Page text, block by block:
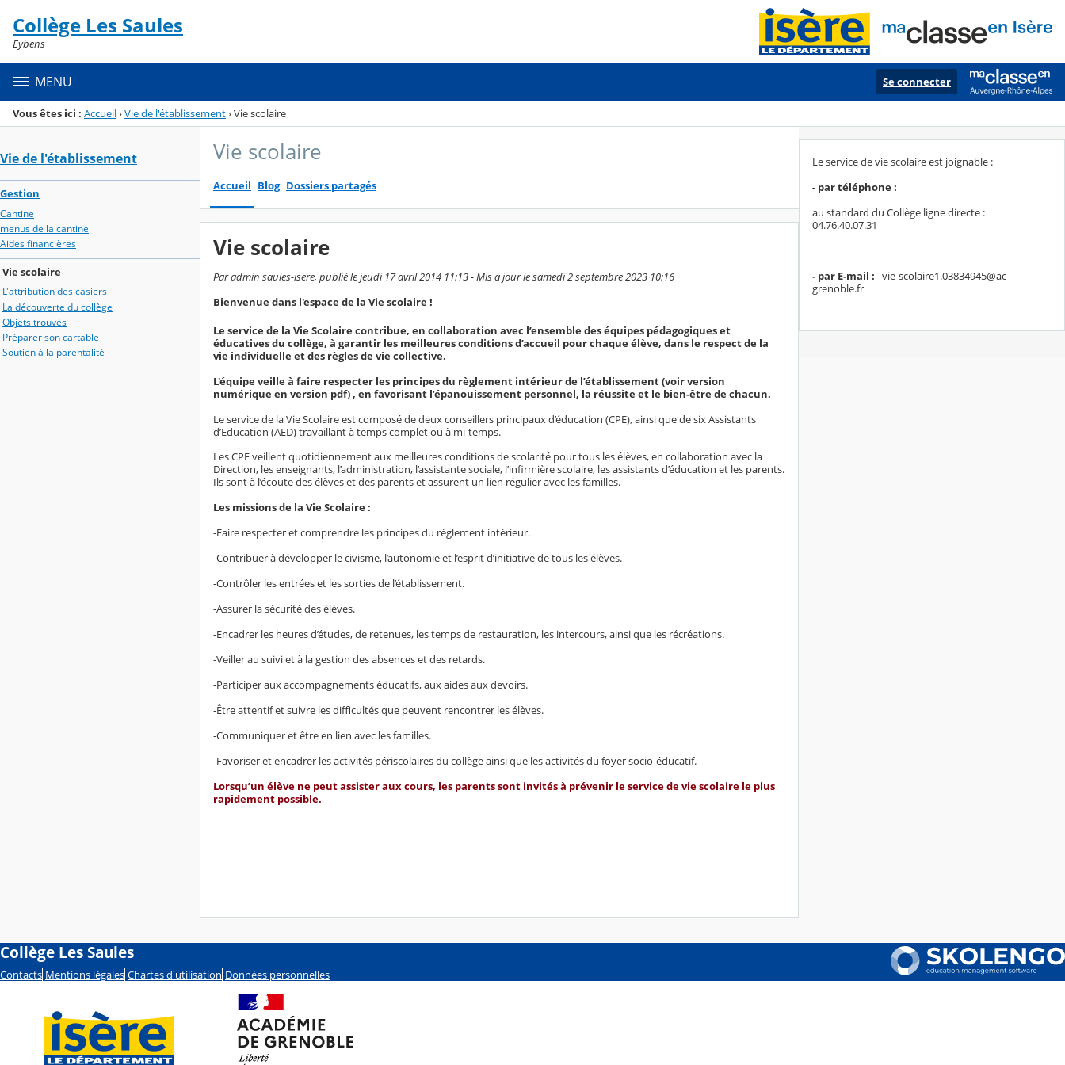
Menu de la rubrique
Contenu
Collège Les Saules
Eybens
MENU Se connecter
Vous êtes ici : Accueil›Vie de l'établissement›Vie scolaire
Vie de l'établissement
Gestion
Cantine
menus de la cantine
Aides financières
Vie scolaire
L'attribution des casiers
La découverte du collège
Objets trouvés
Préparer son cartable
Soutien à la parentalité
Vie scolaire
Accueil Blog Dossiers partagés
Vie scolaire
Par admin saules-isere, publié le jeudi 17 avril 2014 11:13 - Mis à jour le samedi 2 septembre 2023 10:16
Bienvenue dans l'espace de la Vie scolaire !
Le service de la Vie Scolaire contribue, en collaboration avec l’ensemble des équipes pédagogiques et
éducatives du collège, à garantir les meilleures conditions d’accueil pour chaque élève, dans le respect de la
vie individuelle et des règles de vie collective.
L'équipe veille à faire respecter les principes du règlement intérieur de l’établissement (voir version
numérique en version pdf) , en favorisant l’épanouissement personnel, la réussite et le bien-être de chacun.
Le service de la Vie Scolaire est composé de deux conseillers principaux d’éducation (CPE), ainsi que de six Assistants
d’Education (AED) travaillant à temps complet ou à mi-temps.
Les CPE veillent quotidiennement aux meilleures conditions de scolarité pour tous les élèves, en collaboration avec la
Direction, les enseignants, l’administration, l’assistante sociale, l’infirmière scolaire, les assistants d’éducation et les parents.
Ils sont à l’écoute des élèves et des parents et assurent un lien régulier avec les familles.
Les missions de la Vie Scolaire :
-Faire respecter et comprendre les principes du règlement intérieur.
-Contribuer à développer le civisme, l’autonomie et l’esprit d’initiative de tous les élèves.
-Contrôler les entrées et les sorties de l’établissement.
-Assurer la sécurité des élèves.
-Encadrer les heures d’études, de retenues, les temps de restauration, les intercours, ainsi que les récréations.
-Veiller au suivi et à la gestion des absences et des retards.
-Participer aux accompagnements éducatifs, aux aides aux devoirs.
-Être attentif et suivre les difficultés que peuvent rencontrer les élèves.
-Communiquer et être en lien avec les familles.
-Favoriser et encadrer les activités périscolaires du collège ainsi que les activités du foyer socio-éducatif.
Lorsqu’un élève ne peut assister aux cours, les parents sont invités à prévenir le service de vie scolaire le plus
rapidement possible.
Le service de vie scolaire est joignable :
- par téléphone :
au standard du Collège ligne directe :
04.76.40.07.31
- par E-mail : vie-scolaire1.03834945@ac-
grenoble.fr
Collège Les Saules
Contacts Mentions légales Chartes d'utilisation Données personnelles